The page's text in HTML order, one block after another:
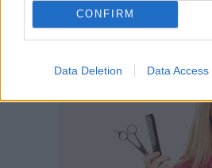
CONFIRM
Data Deletion Data Access